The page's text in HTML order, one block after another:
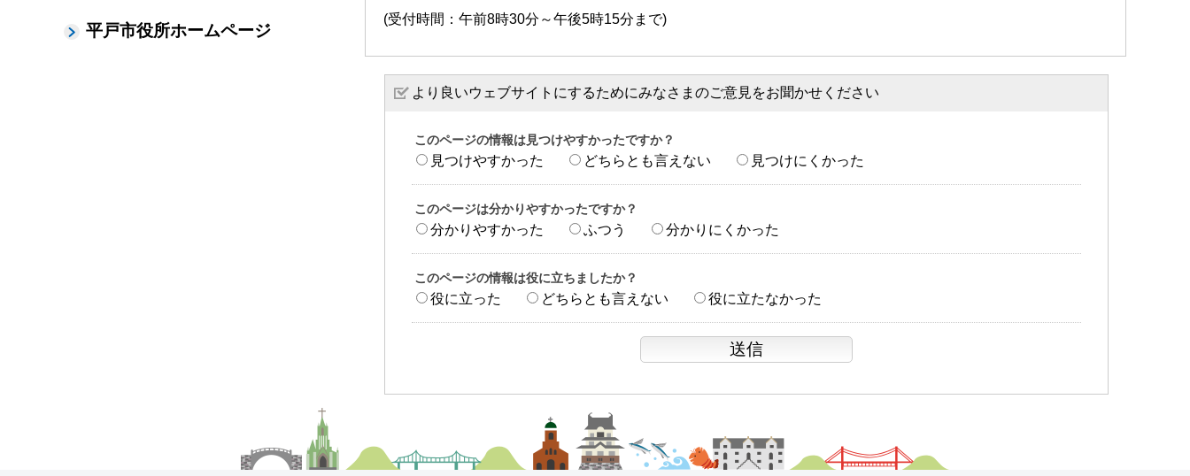
平戸市役所ホームページ
(受付時間：午前8時30分～午後5時15分まで)
より良いウェブサイトにするためにみなさまのご意見をお聞かせください
このページの情報は見つけやすかったですか？
見つけやすかった どちらとも言えない 見つけにくかった
このページは分かりやすかったですか？
分かりやすかった ふつう 分かりにくかった
このページの情報は役に立ちましたか？
役に立った どちらとも言えない 役に立たなかった